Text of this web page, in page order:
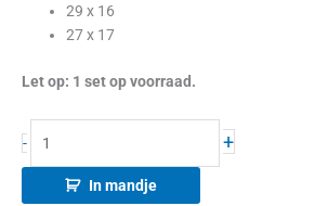
29 x 16
27 x 17
Let op: 1 set op voorraad.
- +
In mandje